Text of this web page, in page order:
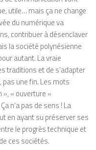
utile… mais ça ne change
du numérique va
contribuer à désenclaver
la société polynésienne
autant. La vraie
traditions et de s’adapter
une fin. Les mots
« ouverture »
n’a pas de sens ! La
en ayant su préserver ses
le progrès technique et
ces sociétés.